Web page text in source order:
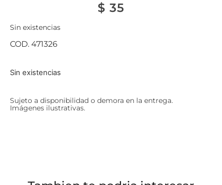
$ 35
Sin existencias
COD. 471326
Sin existencias
Sujeto a disponibilidad o demora en la entrega.
Imágenes ilustrativas.